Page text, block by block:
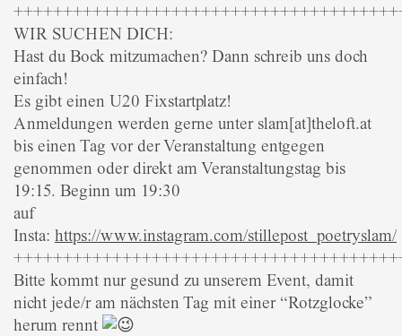
WIR SUCHEN DICH:
Hast du Bock mitzumachen? Dann schreib uns doch
einfach!
Es gibt einen U20 Fixstartplatz!
Anmeldungen werden gerne unter slam[at]theloft.at
bis einen Tag vor der Veranstaltung entgegen
genommen oder direkt am Veranstaltungstag bis
19:15. Beginn um 19:30
auf
Insta: https://www.instagram.com/stillepost_poetryslam/
Bitte kommt nur gesund zu unserem Event, damit
nicht jede/r am nächsten Tag mit einer “Rotzglocke”
herum rennt